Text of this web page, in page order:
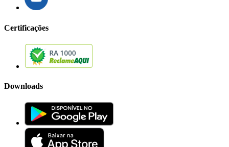
Certificações
Downloads